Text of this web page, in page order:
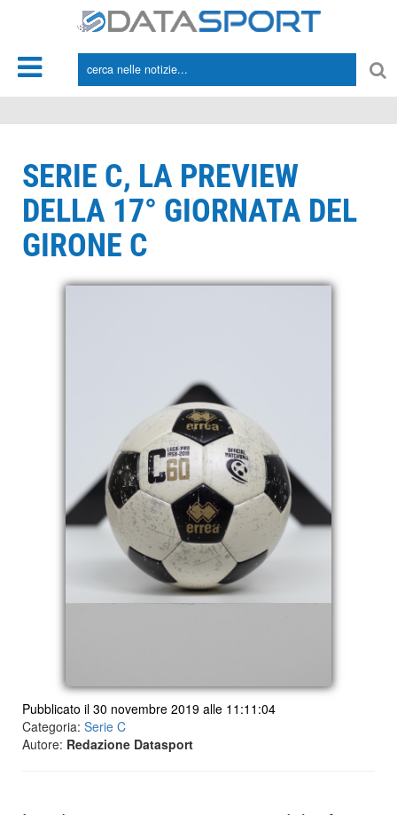
SERIE C, LA PREVIEW
DELLA 17° GIORNATA DEL
GIRONE C
Pubblicato il 30 novembre 2019 alle 11:11:04
Categoria: Serie C
Autore: Redazione Datasport